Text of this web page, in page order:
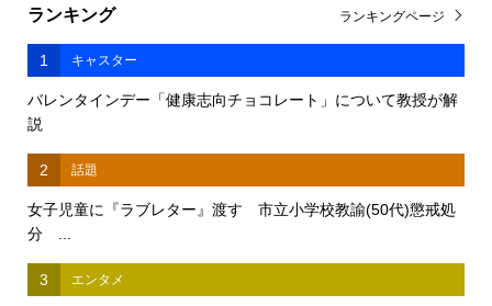
ランキング
1 キャスター
バレンタインデー「健康志向チョコレート」について教授が解
説
2 話題
女子児童に『ラブレター』渡す 市立小学校教諭(50代)懲戒処
分 ...
3 エンタメ
ランキングページ